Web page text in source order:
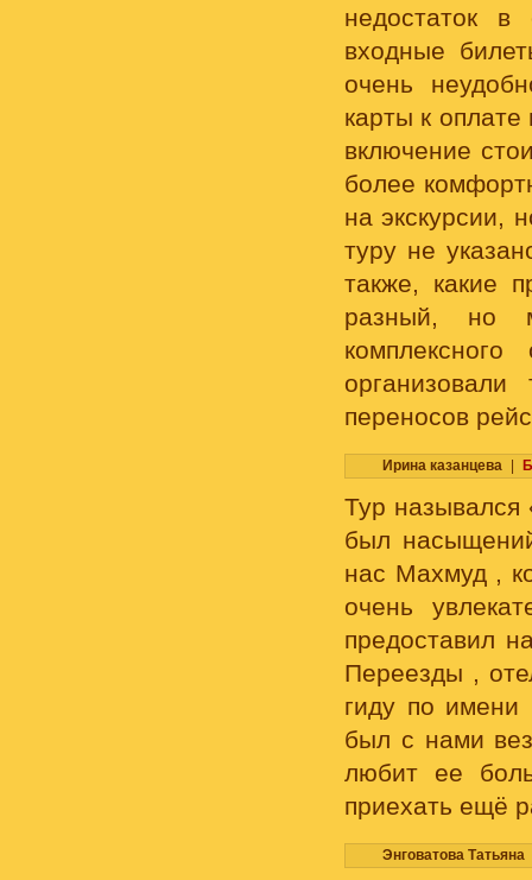
недостаток
входные
очень
карты к
включение
более
на экскурсии,
туру не
также, какие
разный, но
переносов
Ирина казанцева
Тур назывался
был
нас Махмуд ,
очень
предоставил
Переезды ,
гиду по
был с нами
любит ее
приехать ещё
Энговатова Татьяна